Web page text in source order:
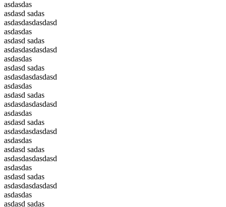
asdasdas
asdasd sadas
asdasdasdasdasd
asdasdas
asdasd sadas
asdasdasdasdasd
asdasdas
asdasd sadas
asdasdasdasdasd
asdasdas
asdasd sadas
asdasdasdasdasd
asdasdas
asdasd sadas
asdasdasdasdasd
asdasdas
asdasd sadas
asdasdasdasdasd
asdasdas
asdasd sadas
asdasdasdasdasd
asdasdas
asdasd sadas